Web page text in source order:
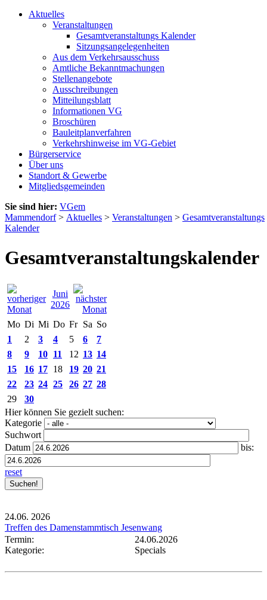
Aktuelles
Veranstaltungen
Gesamtveranstaltungs Kalender
Sitzungsangelegenheiten
Aus dem Verkehrsausschuss
Amtliche Bekanntmachungen
Stellenangebote
Ausschreibungen
Mitteilungsblatt
Informationen VG
Broschüren
Bauleitplanverfahren
Verkehrshinweise im VG-Gebiet
Bürgerservice
Über uns
Standort & Gewerbe
Mitgliedsgemeinden
Sie sind hier: VGem
Mammendorf> Aktuelles > Veranstaltungen > Gesamtveranstaltungs
Kalender
Gesamtveranstaltungskalender
Juni
2026
Mo Di Mi Do Fr Sa So
1
2 3 4 5 6
7
8
9 10 11 12 13 14
15
16 17 18 19 20 21
22
23 24 25 26 27 28
29
30
Hier können Sie gezielt suchen:
Kategorie
Suchwort
Datum
bis:
reset
24.06. 2026
Treffen des Damenstammtisch Jesenwang
Termin:
24.06.2026
Kategorie:
Specials